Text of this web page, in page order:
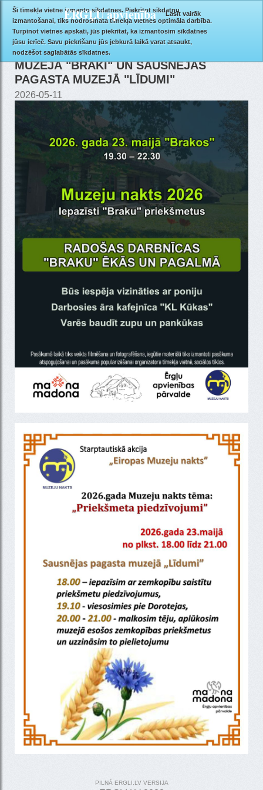
Šī tīmekļa vietne izmanto sīkdatnes. Piekrītot sīkdatņu
izmantošanai, tiks nodrošināta tīmekļa vietnes optimāla darbība.
Turpinot vietnes apskati, jūs piekrītat, ka izmantosim sīkdatnes
jūsu ierīcē. Savu piekrišanu jūs jebkurā laikā varat atsaukt,
nodzēšot saglabātās sīkdatnes.
Lasīt vairāk
ĒRGĻU apvienība
"MUZEJU NAKTS 2026" R.BLAUMAŅA
MUZEJĀ "BRAKI" UN SAUSNĒJAS
PAGASTA MUZEJĀ "LĪDUMI"
2026-05-11
PILNĀ ERGLI.LV VERSIJA